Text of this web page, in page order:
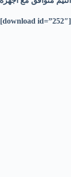
[download id=”252″]